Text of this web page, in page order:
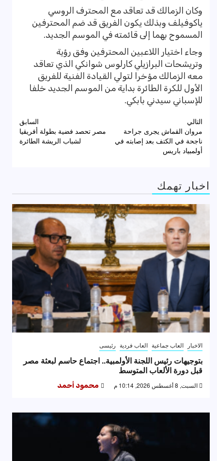
وكان الزمالك قد تعاقد مع المحترف الروسي
ياكوفيلف وبذلك يكون الفريق قد ضم المحترفين
المسموح بهما إلى قائمته في الموسم الجديد.
وجاء اختيار اللاعبين المحترفين وفق رؤية
وتريشحات البرازيلي كارلوس شوانكي الذي تعاقد
معه الزمالك مؤخرا لتولي القيادة الفنية للفريق
الأول للكرة الطائرة بداية من الموسم الجديد خلفا
للإسباني سيدني بابكي.
تصفّح
المقالات
السابق
مصر تحصد فضية بطولة أفريقيا
لشباب الريشة الطائرة
التالي
مروان القماش يجرى جراحة
ناجحة في الكتف بعد إصابته في
أولمبياد باريس
اخبار تهمك
الاخبار العاب جماعية العاب فردية رئيسى
بتوجيهات رئيس اللجنة الأولمبية.. اجتماع حاسم لبعثة مصر
قبل دورة الألعاب المتوسط
السبت, 8 أغسطس 2026, 10:14 م محمود أحمد